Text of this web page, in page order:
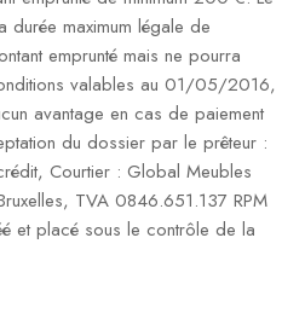
maximum légale de
emprunté mais ne pourra
valables au 01/05/2016,
avantage en cas de paiement
du dossier par le prêteur :
Courtier : Global Meubles
TVA 0846.651.137 RPM
et placé sous le contrôle de la